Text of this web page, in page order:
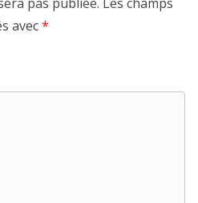
avec*